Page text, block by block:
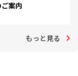
案内
もっと見る